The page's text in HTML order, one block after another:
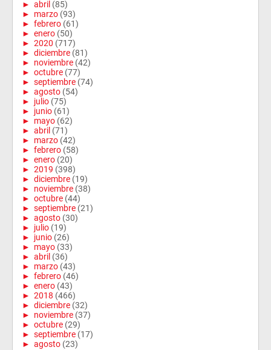
► abril (85)
► marzo (93)
► febrero (61)
► enero (50)
► 2020 (717)
► diciembre (81)
► noviembre (42)
► octubre (77)
► septiembre (74)
► agosto (54)
► julio (75)
► junio (61)
► mayo (62)
► abril (71)
► marzo (42)
► febrero (58)
► enero (20)
► 2019 (398)
► diciembre (19)
► noviembre (38)
► octubre (44)
► septiembre (21)
► agosto (30)
► julio (19)
► junio (26)
► mayo (33)
► abril (36)
► marzo (43)
► febrero (46)
► enero (43)
► 2018 (466)
► diciembre (32)
► noviembre (37)
► octubre (29)
► septiembre (17)
► agosto (23)